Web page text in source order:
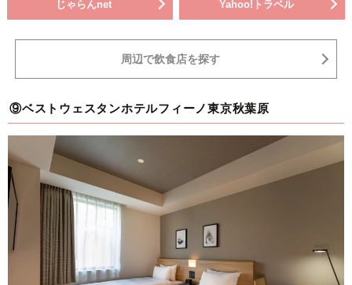
じゃらんnet Yahoo!トラベル
周辺で飲食店を探す
⑨ベストウェスタンホテルフィーノ東京秋葉原